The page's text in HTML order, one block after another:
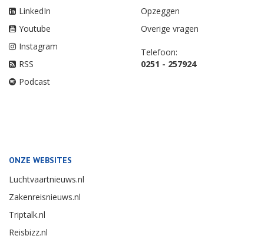
LinkedIn
Youtube
Instagram
RSS
Podcast
Opzeggen
Overige vragen
Telefoon:
0251 - 257924
ONZE WEBSITES
Luchtvaartnieuws.nl
Zakenreisnieuws.nl
Triptalk.nl
Reisbizz.nl